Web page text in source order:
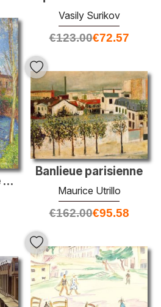
Vasily Surikov
€123.00€72.57
Église à Labastide du Vert
Banlieue parisienne
Maurice Utrillo
€162.00€95.58